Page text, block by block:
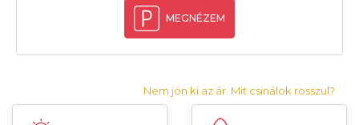
MEGNÉZEM
Nem jön ki az ár. Mit csinálok rosszul?